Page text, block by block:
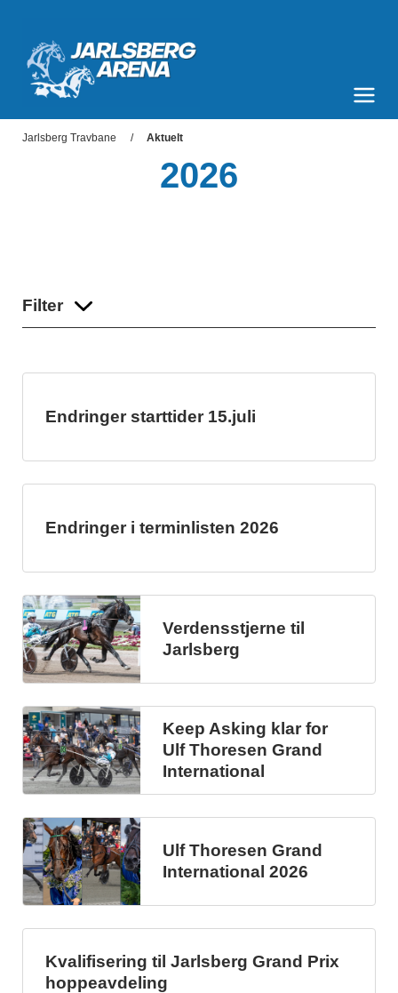
Jarlsberg Travbane Aktuelt
2026
Filter
Endringer starttider 15.juli
Endringer i terminlisten 2026
Verdensstjerne til
Jarlsberg
Keep Asking klar for
Ulf Thoresen Grand
International
Ulf Thoresen Grand
International 2026
Kvalifisering til Jarlsberg Grand Prix
hoppeavdeling